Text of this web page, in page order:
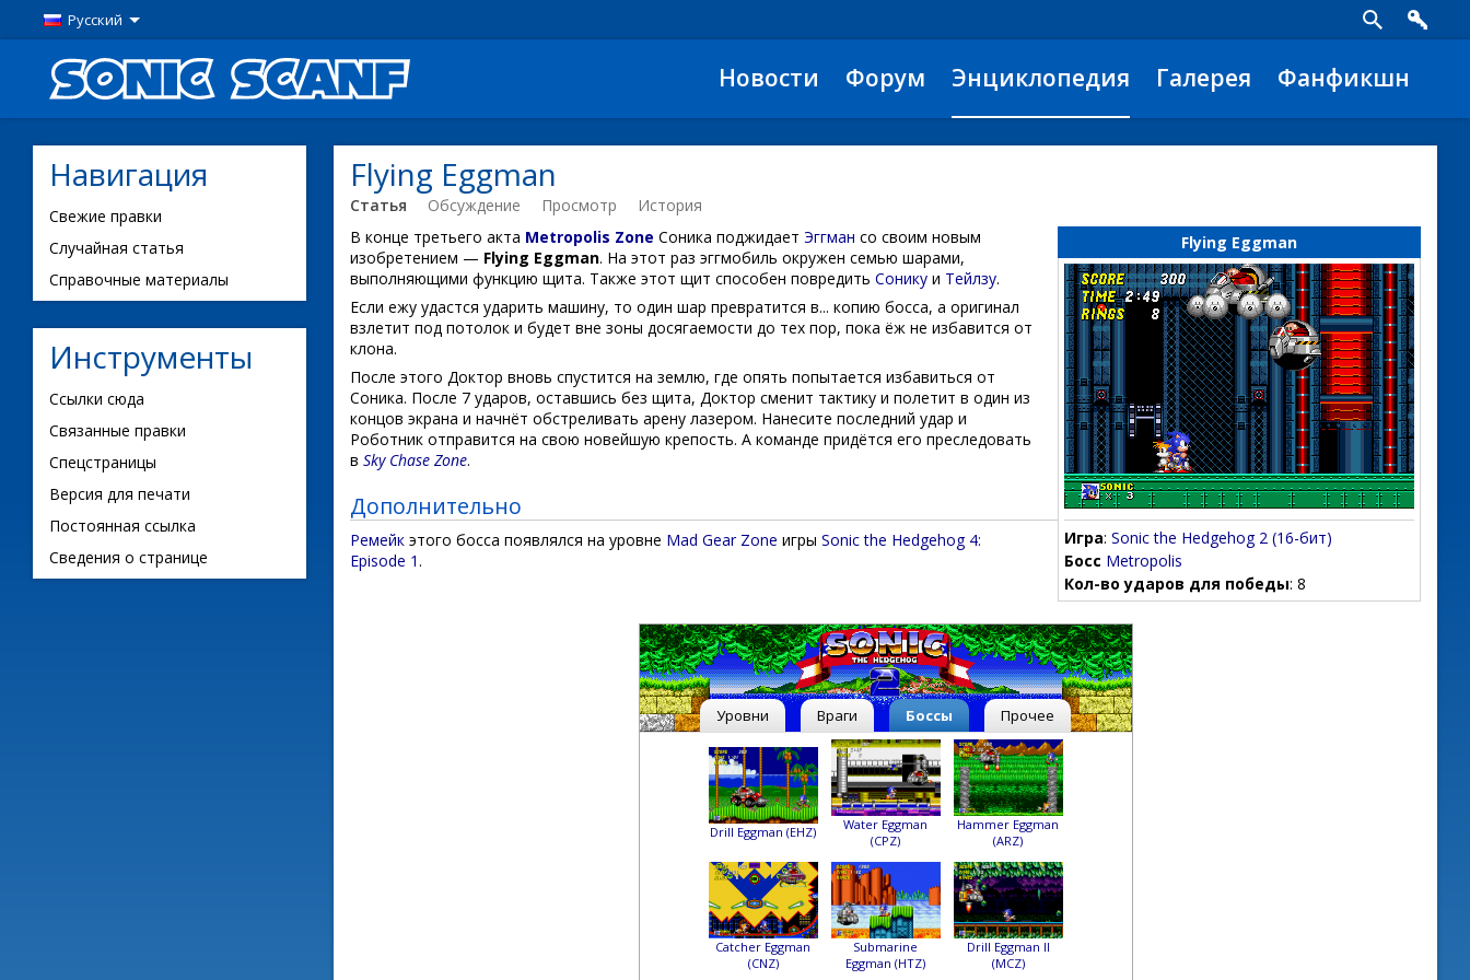
Русский
Новости Форум Энциклопедия Галерея Фанфикшн
Навигация
Свежие правки
Случайная статья
Справочные материалы
Инструменты
Ссылки сюда
Связанные правки
Спецстраницы
Версия для печати
Постоянная ссылка
Сведения о странице
Flying Eggman
Статья Обсуждение Просмотр
История
Flying Eggman
Игра: Sonic the Hedgehog 2 (16-бит)
Босс Metropolis
Кол-во ударов для победы: 8
В конце третьего акта Metropolis Zone Соника поджидает Эггман со своим новым
изобретением — Flying Eggman. На этот раз эггмобиль окружен семью шарами,
выполняющими функцию щита. Также этот щит способен повредить Сонику и Тейлзу.
Если ежу удастся ударить машину, то один шар превратится в... копию босса, а оригинал
взлетит под потолок и будет вне зоны досягаемости до тех пор, пока ёж не избавится от
клона.
После этого Доктор вновь спустится на землю, где опять попытается избавиться от
Соника. После 7 ударов, оставшись без щита, Доктор сменит тактику и полетит в один из
концов экрана и начнёт обстреливать арену лазером. Нанесите последний удар и
Роботник отправится на свою новейшую крепость. А команде придётся его преследовать
в Sky Chase Zone.
Дополнительно
Ремейк этого босса появлялся на уровне Mad Gear Zone игры Sonic the Hedgehog 4:
Episode 1 .
Уровни Враги Боссы Прочее
Drill Eggman (EHZ)
Water Eggman
(CPZ)
Hammer Eggman
(ARZ)
Catcher Eggman
(CNZ)
Submarine
Eggman (HTZ)
Drill Eggman II
(MCZ)